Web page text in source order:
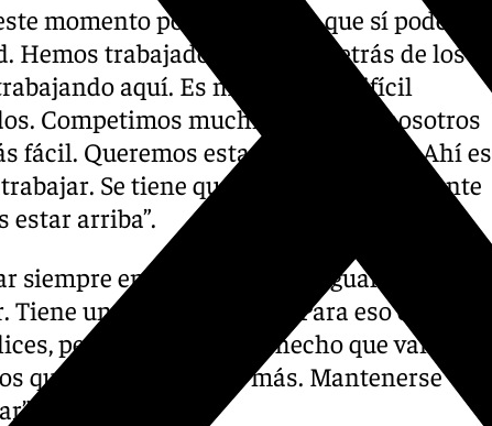
momento podemos decir que sí podemos
Hemos trabajado para eso. Detrás de los
aquí. Es mucho más difícil
Competimos muchísimo entre nosotros
fácil. Queremos estar en las finales. Ahí es
trabajar. Se tiene que mantener el ambiente
estar arriba”.
siempre en el recuerdo. Da igual cuándo
Tiene un valor tremendo. Para eso estamos
pero esto no da por hecho que vamos a
que trabajar mucho más. Mantenerse